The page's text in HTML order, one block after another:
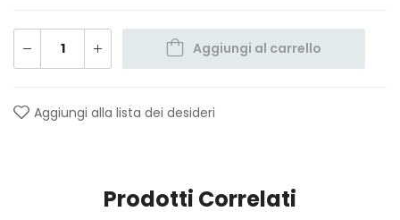
Aggiungi al carrello
Aggiungi alla lista dei desideri
Prodotti Correlati